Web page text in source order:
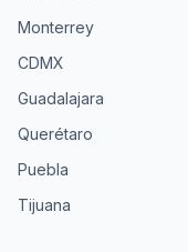
Monterrey
CDMX
Guadalajara
Querétaro
Puebla
Tijuana